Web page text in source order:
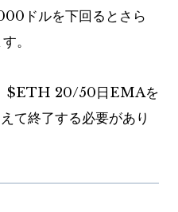
ドルを下回るとさら
。
$ETH 20/50日EMAを
て終了する必要があり